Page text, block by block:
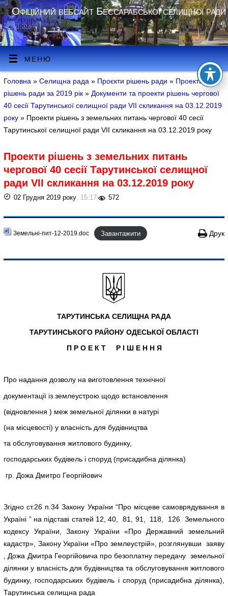
Офіційний вебсайт Бессарабської селищної ради
МЕНЮ
Головна »Селищна рада» Проєкти рішень ради» Проекти
рішень ради за 2019 рік» Документи та проекти рішень чергової
40 сесії Тарутинської селищної ради VII скликання на 03.12.2019
року» Проекти рішень з земельних питань чергової 40 сесії
Тарутинської селищної ради VII скликання на 03.12.2019 року
Проекти рішень з земельних питань
чергової 40 сесії Тарутинської селищної
ради VII скликання на 03.12.2019 року
02 Грудня 2019 року, 15:17| 572
Земельні-пит-12-2019.doc Завантажити Друк
ТАРУТИНСЬКА СЕЛИЩНА РАДА
ТАРУТИНСЬКОГО РАЙОНУ ОДЕСЬКОЇ ОБЛАСТІ
П Р О Е К Т Р І Ш Е Н Н Я
Про надання дозволу на виготовлення технічної
документації із землеустрою щодо встановлення
(відновлення ) меж земельної ділянки в натурі
(на місцевості) у власність для будівництва
та обслуговування житлового будинку,
господарських будівель і споруд (присадибна ділянка)
гр. Дожа Дмитро Георгійович
Згідно ст.26 п.34 Закону України “Про місцеве самоврядування в
Україні ” на підставі статей 12, 40, 81, 91, 118, 126 Земельного
кодексу України, Закону України «Про Державний земельний
кадастр», Закону України «Про землеустрій», розглянувши заяву
, Дожа Дмитра Георгійовича про безоплатну передачу земельної
ділянки у власність для будівництва та обслуговування житлового
будинку, господарських будівель і споруд (присадибна ділянка),
Тарутинська селищна рада